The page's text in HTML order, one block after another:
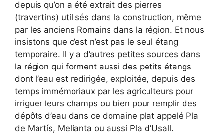
depuis qu’on a été extrait des pierres
(travertins) utilisés dans la construction, même
par les anciens Romains dans la région. Et nous
insistons que c’est n’est pas le seul étang
temporaire. Il y a d’autres petites sources dans
la région qui forment aussi des petits étangs
dont l’eau est redirigée, exploitée, depuis des
temps immémoriaux par les agriculteurs pour
irriguer leurs champs ou bien pour remplir des
dépôts d’eau dans ce domaine plat appelé Pla
de Martís, Melianta ou aussi Pla d’Usall.